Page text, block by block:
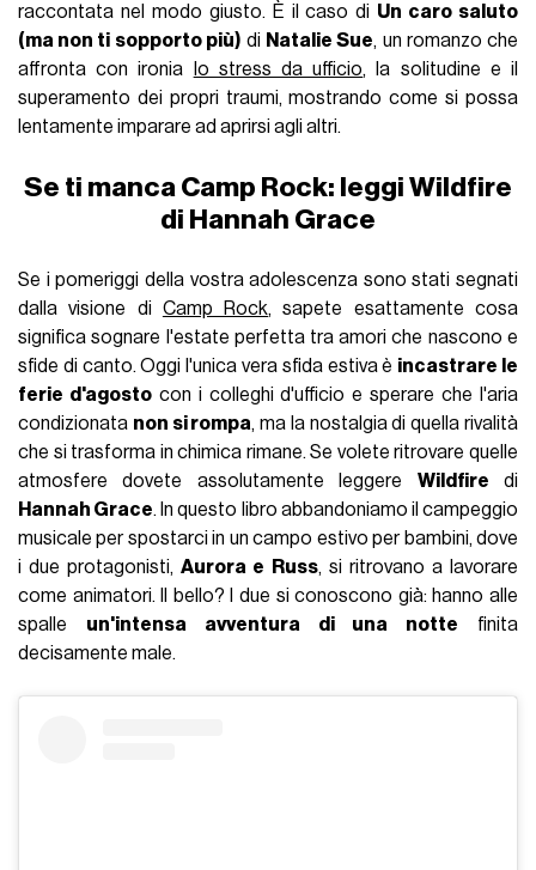
raccontata nel modo giusto. È il caso di Un caro saluto
(ma non ti sopporto più) di Natalie Sue, un romanzo che
affronta con ironia
lo stress da ufficio, la solitudine e il
superamento dei propri traumi, mostrando come si possa
lentamente imparare ad aprirsi agli altri.
Se ti manca Camp Rock: leggi Wildfire
di Hannah Grace
Se i pomeriggi della vostra adolescenza sono stati segnati
dalla visione di Camp Rock, sapete esattamente cosa
significa sognare l'estate perfetta tra amori che nascono e
sfide di canto. Oggi l'unica vera sfida estiva è incastrare le
ferie d'agostocon i colleghi d'ufficio e sperare che l'aria
condizionata non si rompa, ma la nostalgia di quella rivalità
che si trasforma in chimica rimane. Se volete ritrovare quelle
atmosfere dovete assolutamente leggere Wildfire di
Hannah Grace. In questo libro abbandoniamo il campeggio
musicale per spostarci in un campo estivo per bambini, dove
i due protagonisti,Aurora e Russ, si ritrovano a lavorare
come animatori. Il bello? I due si conoscono già: hanno alle
spalle un'intensa avventura di una notte finita
decisamente male.